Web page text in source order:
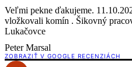
Veľmi pekne ďakujeme.
vložkovali komín . Šikovný
Lukačovce
Peter Marsal
ZOBRAZIŤ V GOOGLE RECENZIÁCH